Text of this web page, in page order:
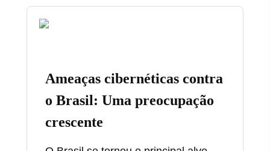
Ameaças cibernéticas contra
o Brasil: Uma preocupação
crescente